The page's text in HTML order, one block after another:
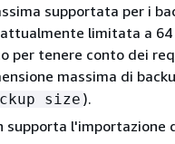
supportata per i
limitata a 64
per tenere conto dei
massima di
size ).
supporta